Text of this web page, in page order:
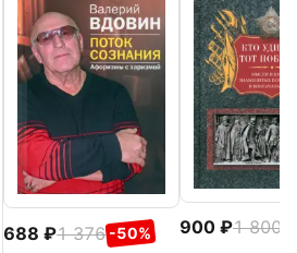
688 1 376 -50% 900 1 800